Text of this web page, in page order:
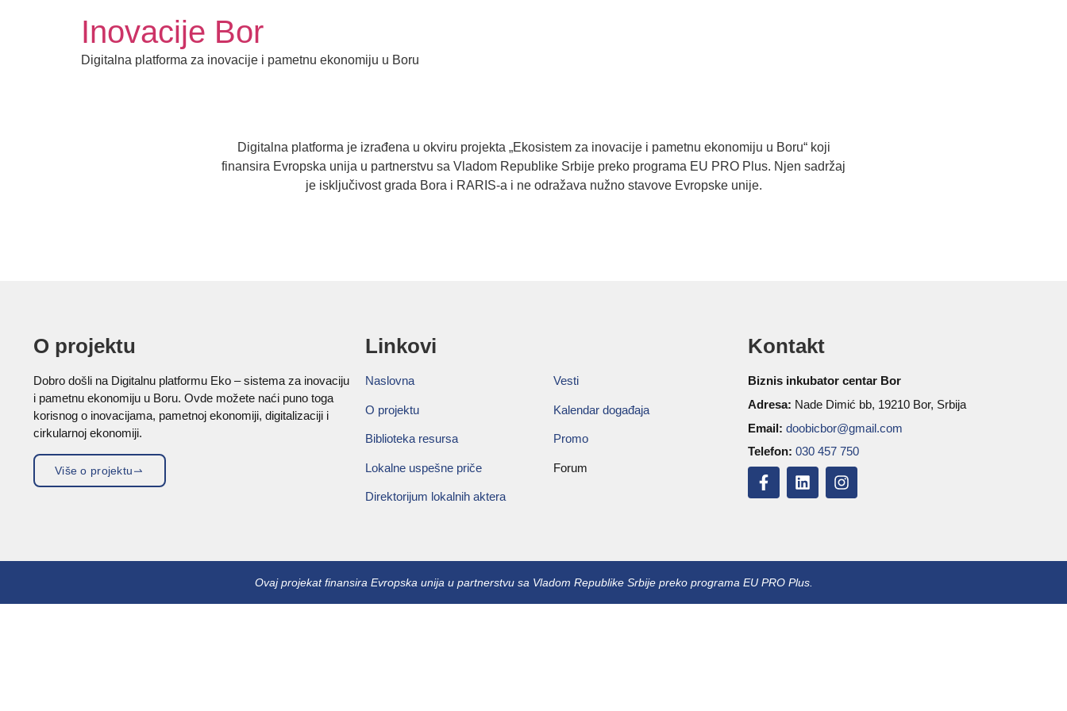
Inovacije Bor
Digitalna platforma za inovacije i pametnu ekonomiju u Boru
Digitalna platforma je izrađena u okviru projekta „Ekosistem za inovacije i pametnu ekonomiju u Boru“ koji
finansira Evropska unija u partnerstvu sa Vladom Republike Srbije preko programa EU PRO Plus. Njen sadržaj
je isključivost grada Bora i RARIS-a i ne odražava nužno stavove Evropske unije.
O projektu
Dobro došli na Digitalnu platformu Eko – sistema za inovaciju
i pametnu ekonomiju u Boru. Ovde možete naći puno toga
korisnog o inovacijama, pametnoj ekonomiji, digitalizaciji i
cirkularnoj ekonomiji.
Više o projektu
Linkovi
Naslovna
O projektu
Biblioteka resursa
Lokalne uspešne priče
Direktorijum lokalnih aktera
Vesti
Kalendar događaja
Promo
Forum
Kontakt
Biznis inkubator centar Bor
Adresa: Nade Dimić bb, 19210 Bor, Srbija
Email:doobicbor@gmail.com
Telefon:030 457 750
Ovaj projekat finansira Evropska unija u partnerstvu sa Vladom Republike Srbije preko programa EU PRO Plus.